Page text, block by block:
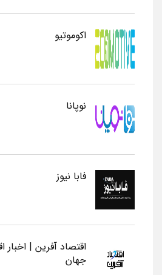
اکوموتیو
نوپانا
فابا نیوز
اقتصاد آفرین | اخبار
جهان